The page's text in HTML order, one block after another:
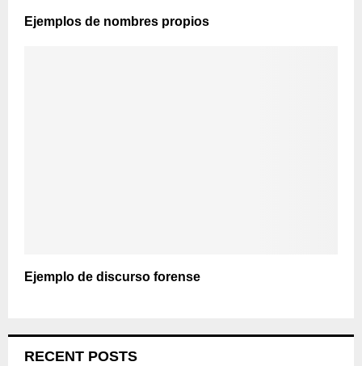
Ejemplos de nombres propios
Ejemplo de discurso forense
RECENT POSTS